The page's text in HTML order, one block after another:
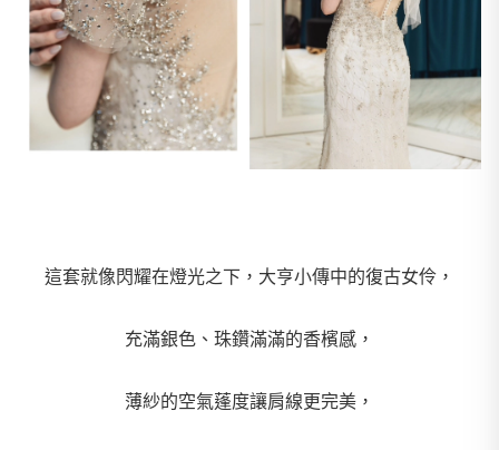
這套就像閃耀在燈光之下，大亨小傳中的復古女伶，
充滿銀色、珠鑽滿滿的香檳感，
薄紗的空氣蓬度讓肩線更完美，